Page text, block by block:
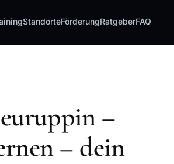
StandorteFörderungRatgeberFAQ
–
– dein